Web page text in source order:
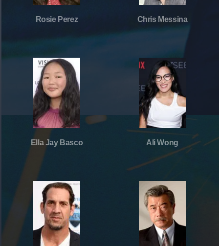
Rosie Perez Chris Messina
Ella Jay Basco Ali Wong